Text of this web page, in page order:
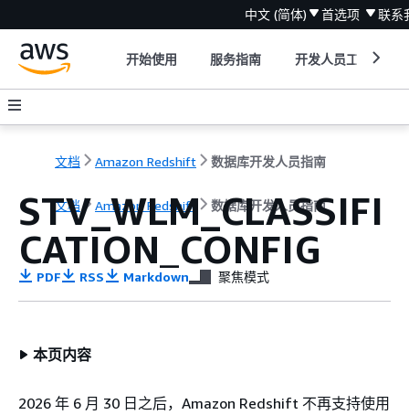
中文 (简体) 首选项 联系
开始使用 服务指南 开发人员工具
文档 Amazon Redshift 数据库开发人员指南
文档 Amazon Redshift 数据库开发人员指南
STV_WLM_CLASSIFI
CATION_CONFIG
PDF RSS Markdown 聚焦模式
本页内容
2026 年 6 月 30 日之后，Amazon Redshift 不再支持使用